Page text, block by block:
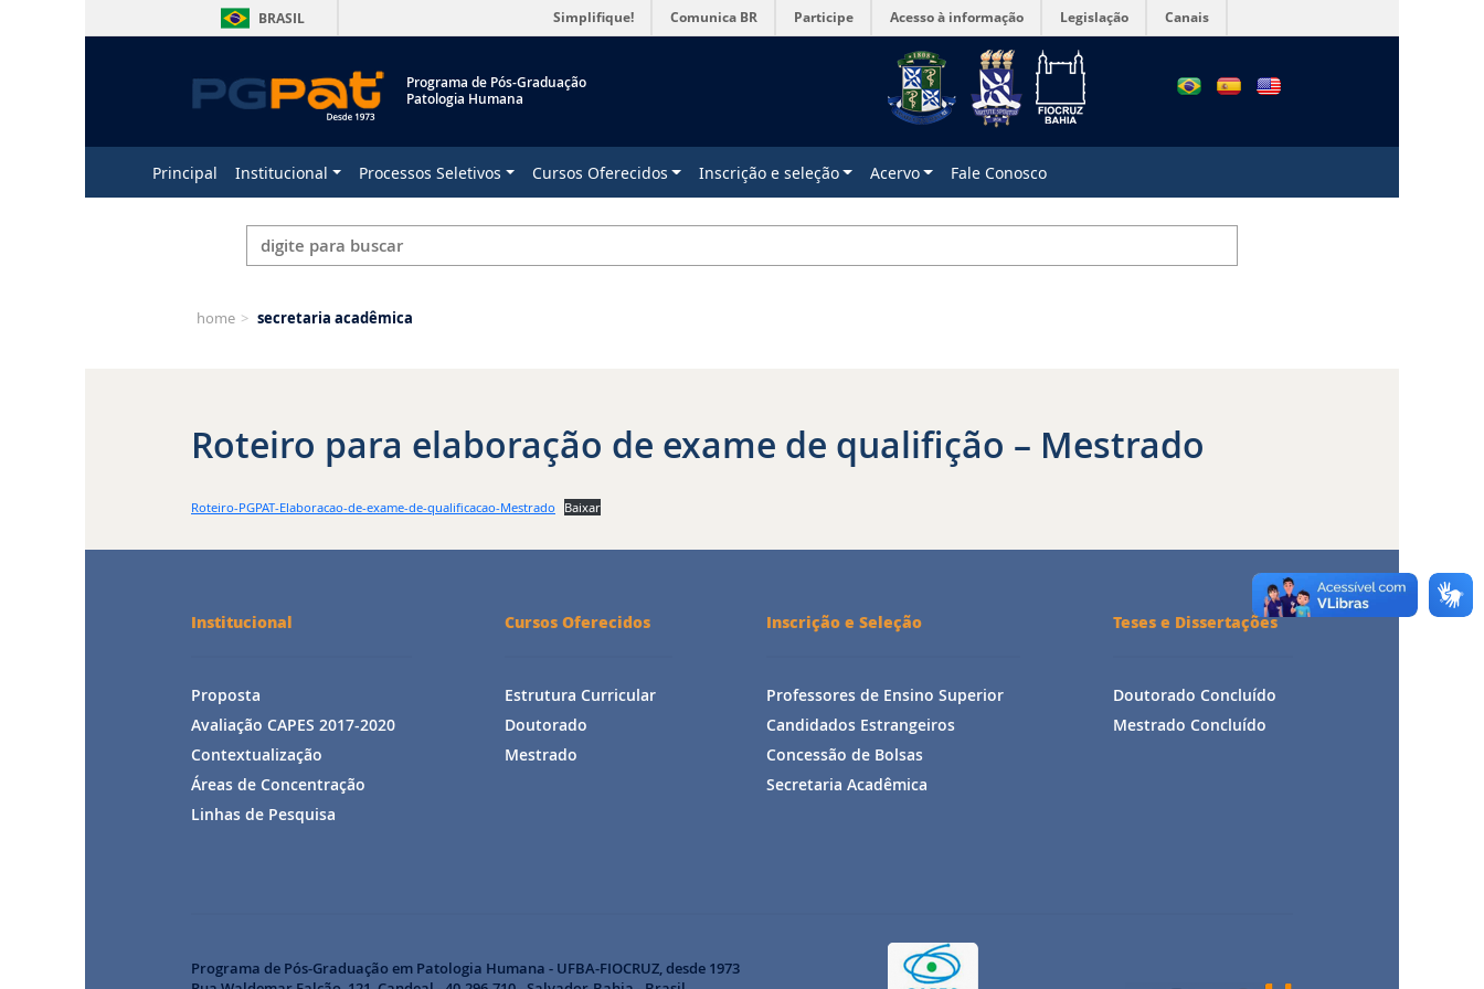
BRASIL Simplifique! Comunica BR Participe Acesso à informação Legislação Canais
Programa de Pós-Graduação
Patologia Humana
Principal Institucional Processos Seletivos Cursos Oferecidos Inscrição e seleção Acervo Fale Conosco
home > secretaria acadêmica
Roteiro para elaboração de exame de qualifição – Mestrado
Roteiro-PGPAT-Elaboracao-de-exame-de-qualificacao-Mestrado Baixar
Institucional
Proposta
Avaliação CAPES 2017-2020
Contextualização
Áreas de Concentração
Linhas de Pesquisa
Cursos Oferecidos
Estrutura Curricular
Doutorado
Mestrado
Inscrição e Seleção
Professores de Ensino Superior
Candidados Estrangeiros
Concessão de Bolsas
Secretaria Acadêmica
Teses e Dissertações
Doutorado Concluído
Mestrado Concluído
Programa de Pós-Graduação em Patologia Humana - UFBA-FIOCRUZ, desde 1973